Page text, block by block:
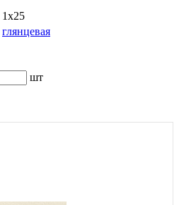
1х25
глянцевая
шт